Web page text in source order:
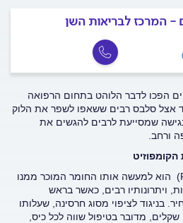
- המרכז לבריאות השן
הפכו לדבר הלוהט בתחום הרפואה
אצל סלבס רבים ששאפו לשפר את הלוק
שמסייעת לרבים להגשים את
יפה ורחב.
הקומפוזיט (Facing Veneers) הוא למעשה אותו החומר המוכר ממנו
ויתרונותיו רבים, כאשר בראש
בניגוד לציפוי מסוג חרסינה, שעלותו
מדובר בטיפול שווה לכל כיס,